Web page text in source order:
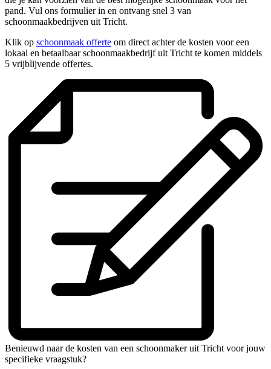
pand. Vul ons formulier in en ontvang snel 3 van
schoonmaakbedrijven uit Tricht.
Klik op schoonmaak offerte om direct achter de kosten voor een
lokaal en betaalbaar schoonmaakbedrijf uit Tricht te komen middels
5 vrijblijvende offertes.
Benieuwd naar de kosten van een schoonmaker uit Tricht voor jouw
specifieke vraagstuk?